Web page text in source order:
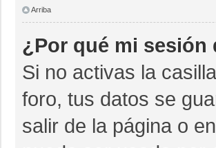
Arriba
¿Por qué mi sesión
Si no activas la casilla
foro, tus datos se
salir de la página o